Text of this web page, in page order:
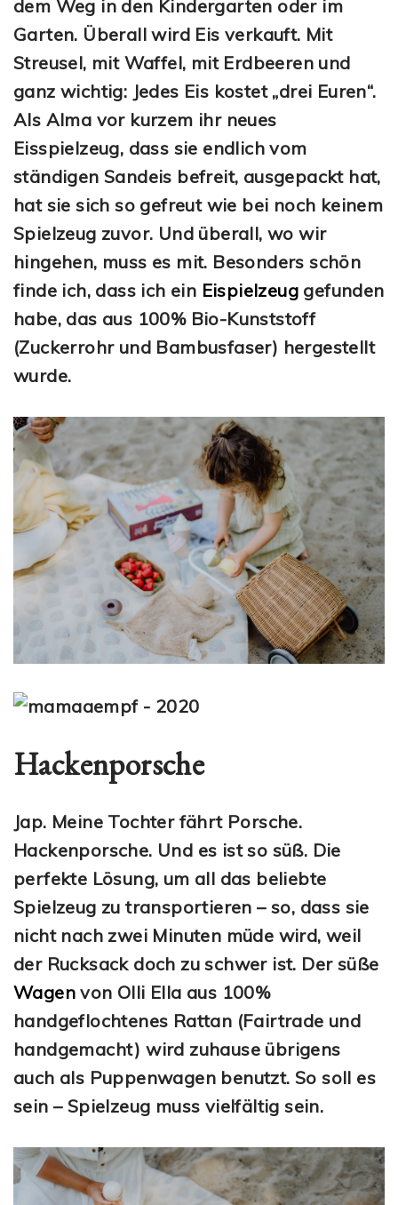
dem Weg in den Kindergarten oder im
Garten. Überall wird Eis verkauft. Mit
Streusel, mit Waffel, mit Erdbeeren und
ganz wichtig: Jedes Eis kostet „drei Euren“.
Als Alma vor kurzem ihr neues
Eisspielzeug, dass sie endlich vom
ständigen Sandeis befreit, ausgepackt hat,
hat sie sich so gefreut wie bei noch keinem
Spielzeug zuvor. Und überall, wo wir
hingehen, muss es mit. Besonders schön
finde ich, dass ich ein Eispielzeug gefunden
habe, das aus 100% Bio-Kunststoff
(Zuckerrohr und Bambusfaser) hergestellt
wurde.
Hackenporsche
Jap. Meine Tochter fährt Porsche.
Hackenporsche. Und es ist so süß. Die
perfekte Lösung, um all das beliebte
Spielzeug zu transportieren – so, dass sie
nicht nach zwei Minuten müde wird, weil
der Rucksack doch zu schwer ist. Der süße
Wagen von Olli Ella aus 100%
handgeflochtenes Rattan (Fairtrade und
handgemacht) wird zuhause übrigens
auch als Puppenwagen benutzt. So soll es
sein – Spielzeug muss vielfältig sein.